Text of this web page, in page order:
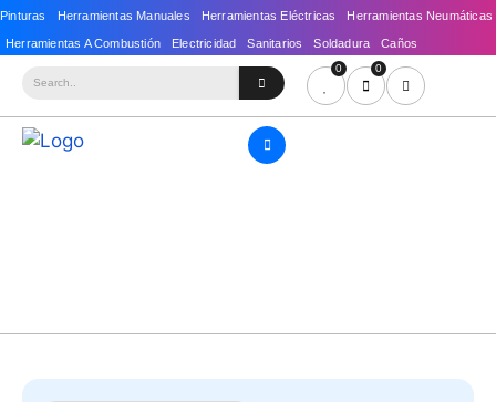
0 0